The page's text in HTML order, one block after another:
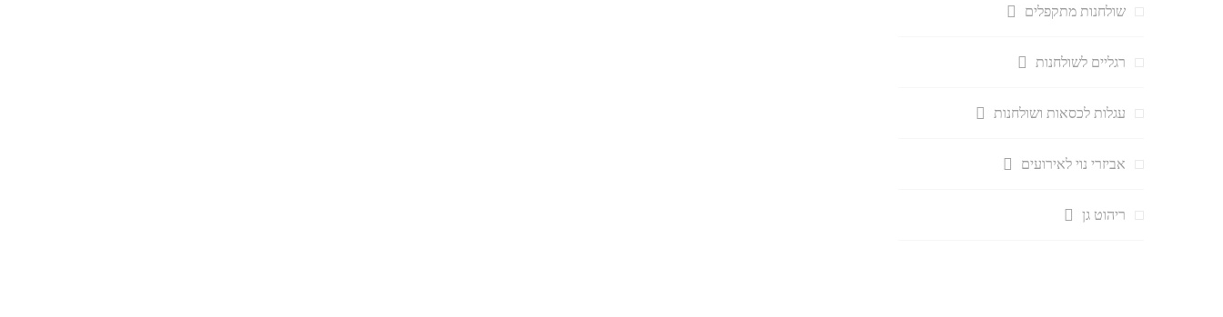
שולחנות מתקפלים
רגליים לשולחנות
עגלות לכסאות ושולחנות
אביזרי נוי לאירועים
ריהוט גן